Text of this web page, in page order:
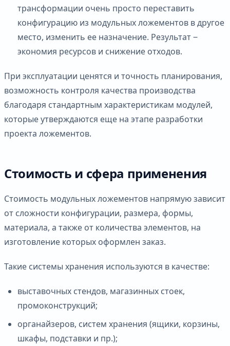
трансформации очень просто переставить
конфигурацию из модульных ложементов в другое
место, изменить ее назначение. Результат ‒
экономия ресурсов и снижение отходов.
При эксплуатации ценятся и точность планирования,
возможность контроля качества производства
благодаря стандартным характеристикам модулей,
которые утверждаются еще на этапе разработки
проекта ложементов.
Стоимость и сфера применения
Стоимость модульных ложементов напрямую зависит
от сложности конфигурации, размера, формы,
материала, а также от количества элементов, на
изготовление которых оформлен заказ.
Такие системы хранения используются в качестве:
выставочных стендов, магазинных стоек,
промоконструкций;
органайзеров, систем хранения (ящики, корзины,
шкафы, подставки и пр.);